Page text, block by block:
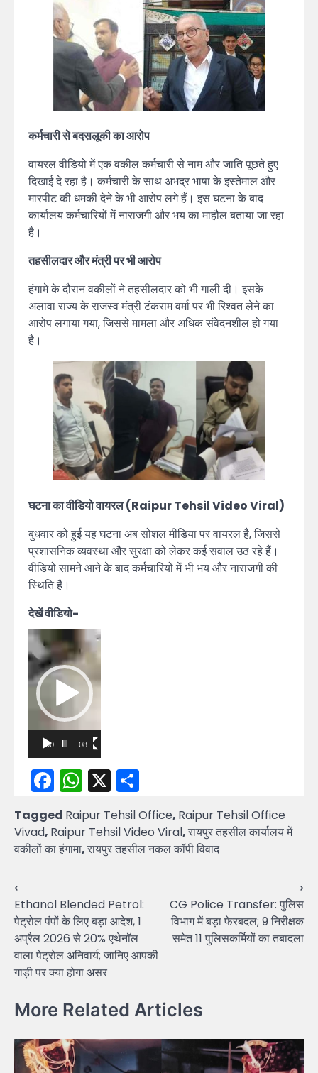
कर्मचारी से बदसलूकी का आरोप
वायरल वीडियो में एक वकील कर्मचारी से नाम और जाति पूछते हुए
दिखाई दे रहा है। कर्मचारी के साथ अभद्र भाषा के इस्तेमाल और
मारपीट की धमकी देने के भी आरोप लगे हैं। इस घटना के बाद
कार्यालय कर्मचारियों में नाराजगी और भय का माहौल बताया जा रहा
है।
तहसीलदार और मंत्री पर भी आरोप
हंगामे के दौरान वकीलों ने तहसीलदार को भी गाली दी। इसके
अलावा राज्य के राजस्व मंत्री टंकराम वर्मा पर भी रिश्वत लेने का
आरोप लगाया गया, जिससे मामला और अधिक संवेदनशील हो गया
है।
घटना का वीडियो वायरल (Raipur Tehsil Video Viral)
बुधवार को हुई यह घटना अब सोशल मीडिया पर वायरल है, जिससे
प्रशासनिक व्यवस्था और सुरक्षा को लेकर कई सवाल उठ रहे हैं।
वीडियो सामने आने के बाद कर्मचारियों में भी भय और नाराजगी की
स्थिति है।
देखें वीडियो-
Video
Player
00:00 08:47
Facebook
WhatsApp
X
Tagged Raipur Tehsil Office, Raipur Tehsil Office
Vivad, Raipur Tehsil Video Viral,रायपुर तहसील कार्यालय में
वकीलों का हंगामा,रायपुर तहसील नकल कॉपी विवाद
Post
navigation
⟵
Ethanol Blended Petrol:
पेट्रोल पंपों के लिए बड़ा आदेश, 1
अप्रैल 2026 से 20% एथेनॉल
वाला पेट्रोल अनिवार्य; जानिए आपकी
गाड़ी पर क्या होगा असर
CG Police Transfer: पुलिस
विभाग में बड़ा फेरबदल; 9 निरीक्षक
समेत 11 पुलिसकर्मियों का तबादला
⟶
More Related Articles